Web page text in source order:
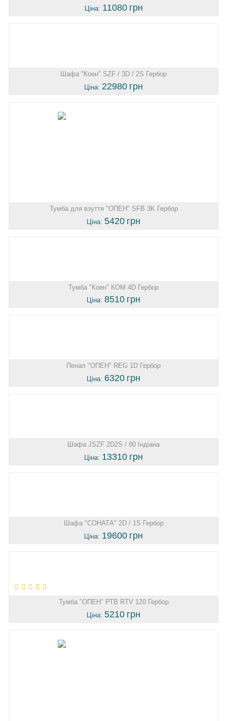
Ціна: 11080 грн
Шафа "Коен" SZF / 3D / 2S Гербор
Ціна: 22980 грн
Тумба для взуття "ОПЕН" SFB 3K Гербор
Ціна: 5420 грн
Тумба "Коен" КОМ 4D Гербор
Ціна: 8510 грн
Пенал "ОПЕН" REG 1D Гербор
Ціна: 6320 грн
Шафа JSZF 2D2S / 80 Індіана
Ціна: 13310 грн
Шафа "СОНАТА" 2D / 1S Гербор
Ціна: 19600 грн
Тумба "ОПЕН" РТВ RTV 120 Гербор
Ціна: 5210 грн